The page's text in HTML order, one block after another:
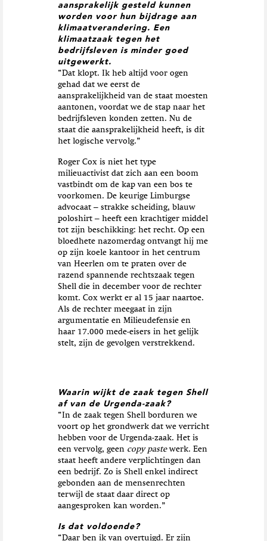
aansprakelijk gesteld kunnen
worden voor hun bijdrage aan
klimaatverandering. Een
klimaatzaak tegen het
bedrijfsleven is minder goed
uitgewerkt.
“Dat klopt. Ik heb altijd voor ogen
gehad dat we eerst de
aansprakelijkheid van de staat moesten
aantonen, voordat we de stap naar het
bedrijfsleven konden zetten. Nu de
staat die aansprakelijkheid heeft, is dit
het logische vervolg.”
Roger Cox is niet het type
milieuactivist dat zich aan een boom
vastbindt om de kap van een bos te
voorkomen. De keurige Limburgse
advocaat – strakke scheiding, blauw
poloshirt – heeft een krachtiger middel
tot zijn beschikking: het recht. Op een
bloedhete nazomerdag ontvangt hij me
op zijn koele kantoor in het centrum
van Heerlen om te praten over de
razend spannende rechtszaak tegen
Shell die in december voor de rechter
komt. Cox werkt er al 15 jaar naartoe.
Als de rechter meegaat in zijn
argumentatie en Milieudefensie en
haar 17.000 mede-eisers in het gelijk
stelt, zijn de gevolgen verstrekkend.
Waarin wijkt de zaak tegen Shell
af van de Urgenda-zaak?
“In de zaak tegen Shell borduren we
voort op het grondwerk dat we verricht
hebben voor de Urgenda-zaak. Het is
een vervolg, geen copy pastewerk. Een
staat heeft andere verplichtingen dan
een bedrijf. Zo is Shell enkel indirect
gebonden aan de mensenrechten
terwijl de staat daar direct op
aangesproken kan worden.”
Is dat voldoende?
“Daar ben ik van overtuigd. Er zijn